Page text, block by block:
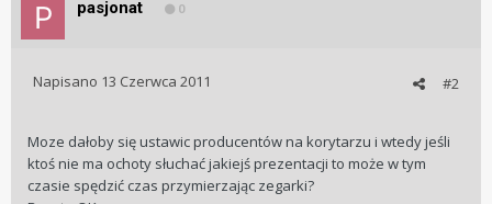
pasjonat 0
#2
Napisano 13 Czerwca 2011
Moze dałoby się ustawic producentów na korytarzu i wtedy jeśli
ktoś nie ma ochoty słuchać jakiejś prezentacji to może w tym
czasie spędzić czas przymierzając zegarki?